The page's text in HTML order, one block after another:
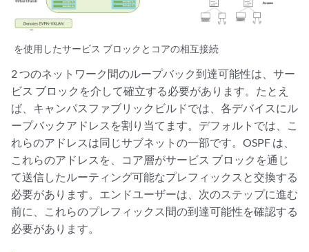
を使用したサービス ブロックとコアの相互接続
2 つのネットワーク間のループバック到達可能性は、サー
ビス ブロックを介して確立する必要があります。たとえ
ば、キャンパスファブリックビルドでは、各デバイスにル
ープバックアドレスを割り当てます。デフォルトでは、こ
れらのアドレスは同じサブネットの一部です。OSPF は、
これらのアドレスを、コア層がサービス ブロックを通じ
て送信したルーティング可能なプレフィックスと交換する
必要があります。エンドユーザーは、次のステップに進む
前に、これらのプレフィックス間の到達可能性を確認する
必要があります。